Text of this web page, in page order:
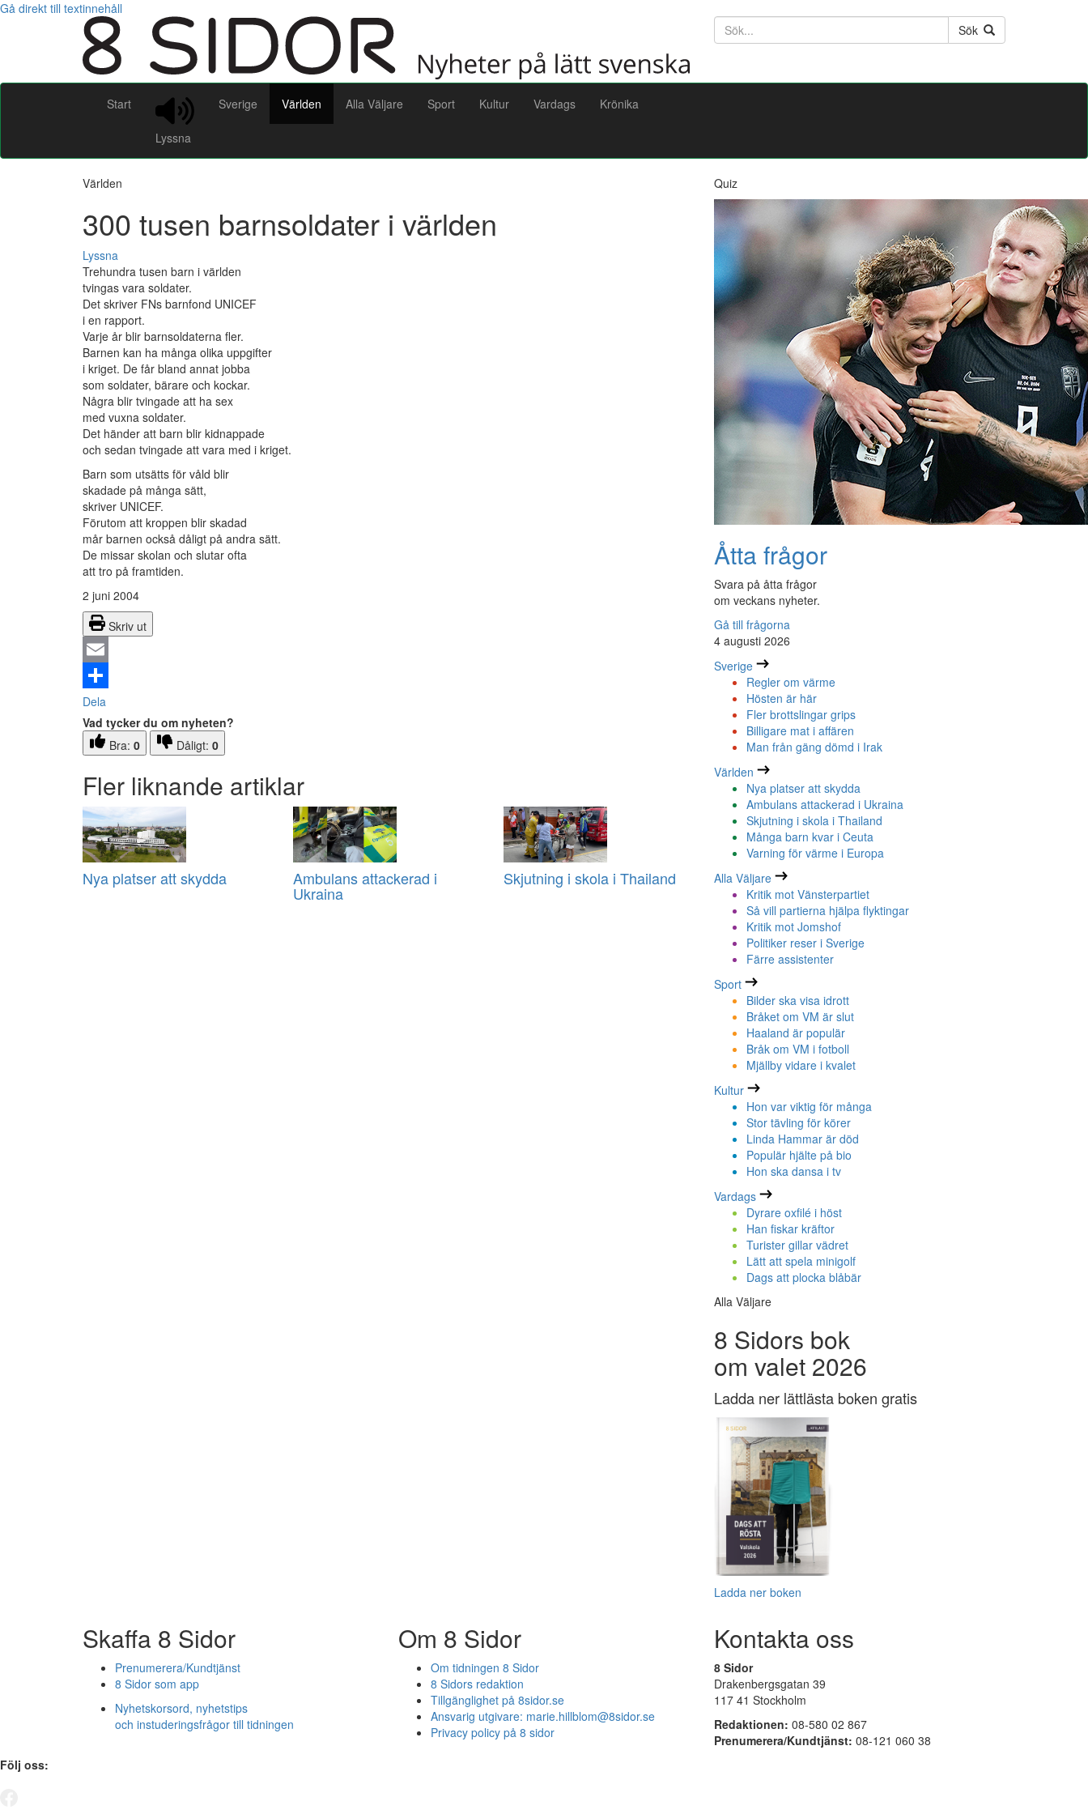
Gå direkt till textinnehåll
Söktext
Sök
Start
Lyssna
Sverige Världen Alla Väljare Sport Kultur Vardags Krönika
Världen
300 tusen barnsoldater i världen
Lyssna
Trehundra tusen barn i världen
tvingas vara soldater.
Det skriver FNs barnfond UNICEF
i en rapport.
Varje år blir barnsoldaterna fler.
Barnen kan ha många olika uppgifter
i kriget. De får bland annat jobba
som soldater, bärare och kockar.
Några blir tvingade att ha sex
med vuxna soldater.
Det händer att barn blir kidnappade
och sedan tvingade att vara med i kriget.
Barn som utsätts för våld blir
skadade på många sätt,
skriver UNICEF.
Förutom att kroppen blir skadad
mår barnen också dåligt på andra sätt.
De missar skolan och slutar ofta
att tro på framtiden.
2 juni 2004
Skriv ut
Email
Dela
Vad tycker du om nyheten?
Bra: 0 Dåligt: 0
Fler liknande artiklar
Nya platser att skydda Ambulans attackerad i
Ukraina
Skjutning i skola i Thailand
Quiz
Åtta frågor
Svara på åtta frågor
om veckans nyheter.
Gå till frågorna
4 augusti 2026
Sverige
Regler om värme
Hösten är här
Fler brottslingar grips
Billigare mat i affären
Man från gäng dömd i Irak
Världen
Nya platser att skydda
Ambulans attackerad i Ukraina
Skjutning i skola i Thailand
Många barn kvar i Ceuta
Varning för värme i Europa
Alla Väljare
Kritik mot Vänsterpartiet
Så vill partierna hjälpa flyktingar
Kritik mot Jomshof
Politiker reser i Sverige
Färre assistenter
Sport
Bilder ska visa idrott
Bråket om VM är slut
Haaland är populär
Bråk om VM i fotboll
Mjällby vidare i kvalet
Kultur
Hon var viktig för många
Stor tävling för körer
Linda Hammar är död
Populär hjälte på bio
Hon ska dansa i tv
Vardags
Dyrare oxfilé i höst
Han fiskar kräftor
Turister gillar vädret
Lätt att spela minigolf
Dags att plocka blåbär
Alla Väljare
8 Sidors bok
om valet 2026
Ladda ner lättlästa boken gratis
Ladda ner boken
Skaffa 8 Sidor
Prenumerera/Kundtjänst
8 Sidor som app
Nyhetskorsord, nyhetstips
och instuderingsfrågor till tidningen
Om 8 Sidor
Om tidningen 8 Sidor
8 Sidors redaktion
Tillgänglighet på 8sidor.se
Ansvarig utgivare: marie.hillblom@8sidor.se
Privacy policy på 8 sidor
Kontakta oss
8 Sidor
Drakenbergsgatan 39
117 41 Stockholm
Redaktionen: 08-580 02 867
Prenumerera/Kundtjänst: 08-121 060 38
Följ oss: